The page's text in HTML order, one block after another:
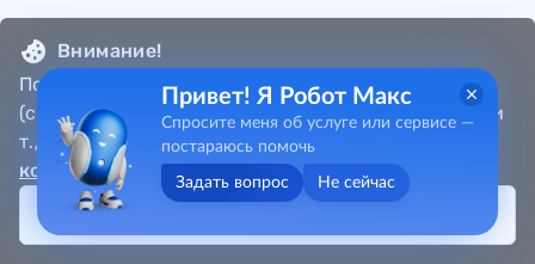
Внимание!
Портал собирает метаданные пользователя
(cookie, местоположение, данные об IP-адресах и
т.д.) в соответствии сПолитикой
конфиденциальности.
Привет! Я Робот Макс
Спросите меня об услуге или сервисе —
постараюсь помочь
Задать вопрос Не сейчас